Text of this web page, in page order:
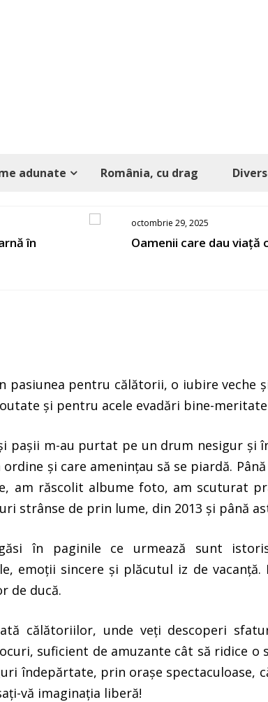
adunate România, cu drag
în
octombrie 29, 2025
Oamenii care dau viață
pasiunea pentru călătorii, o iubire veche
și pentru acele evadări bine-
pașii m-au purtat pe un drum nesigur și
și care amenințau să se piardă.
am răscolit albume foto, am scuturat
strânse de prin lume, din 2013 și până
în paginile ce urmează sunt
emoții sincere și plăcutul iz de vacanță.
de ducă.
călătoriilor, unde veți descoperi
suficient de amuzante cât să ridice o
îndepărtate, prin orașe spectaculoase,
vă imaginația liberă!